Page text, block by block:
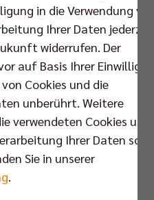
hat seine
und kann sein Team ab
Der Slowene
in den letzten Tagen
wieder eine Option
„Es fiel mir nicht leicht,
vor meiner Verletzung in
nicht sehr schlimm
Experten von
hart
der Mannschaft im
in die Verwendung
Ihrer Daten
widerrufen. Der
auf Basis Ihrer
Cookies und die
unberührt. Weitere
verwendeten Cookies und
Ihrer Daten
Sie in unserer
.